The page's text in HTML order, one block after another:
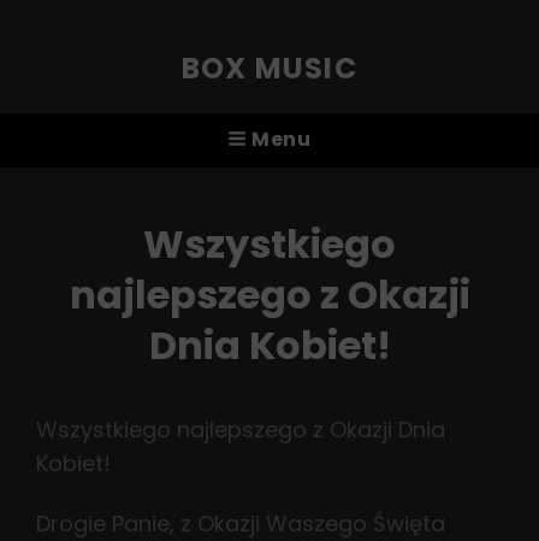
BOX MUSIC
Menu
Wszystkiego
najlepszego z Okazji
Dnia Kobiet!
Wszystkiego najlepszego z Okazji Dnia
Kobiet!
Drogie Panie, z Okazji Waszego Święta